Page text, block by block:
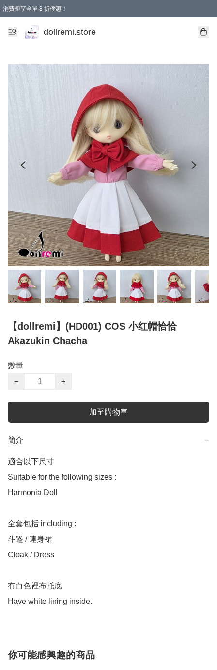
消費即享全單 8 折優惠！
購物滿 HKD 1500.00即享免運費優惠！（適用於 本地送貨、本地取貨、國際送貨 )
dollremi.store
【dollremi】(HD001) COS 小红帽恰恰
Akazukin Chacha
數量
−
+
加至購物車
簡介 −
適合以下尺寸
Suitable for the following sizes :
Harmonia Doll
全套包括 including :
斗篷 / 連身裙
Cloak / Dress
有白色裡布托底
你可能感興趣的商品